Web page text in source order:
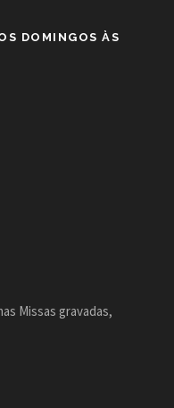
DOMINGOS ÀS
Missas gravadas,